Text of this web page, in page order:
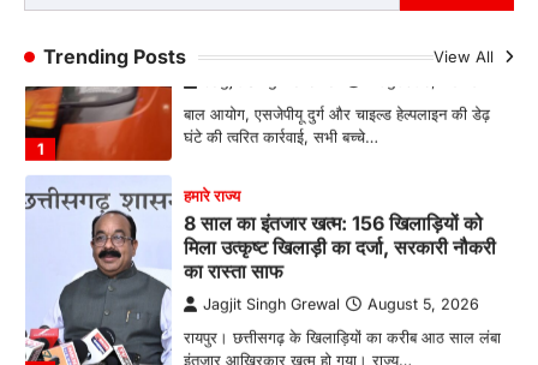
Trending Posts View All
1
संयुक्त ऑपरेशन में एक नियोक्ता गिरफ्तार
2
8 साल का इंतजार खत्म: 156 खिलाड़ियों को
मिला उत्कृष्ट खिलाड़ी का दर्जा, सरकारी नौकरी
का रास्ता साफ
Jagjit Singh Grewal August 5, 2026
रायपुर। छत्तीसगढ़ के खिलाड़ियों का करीब आठ साल लंबा